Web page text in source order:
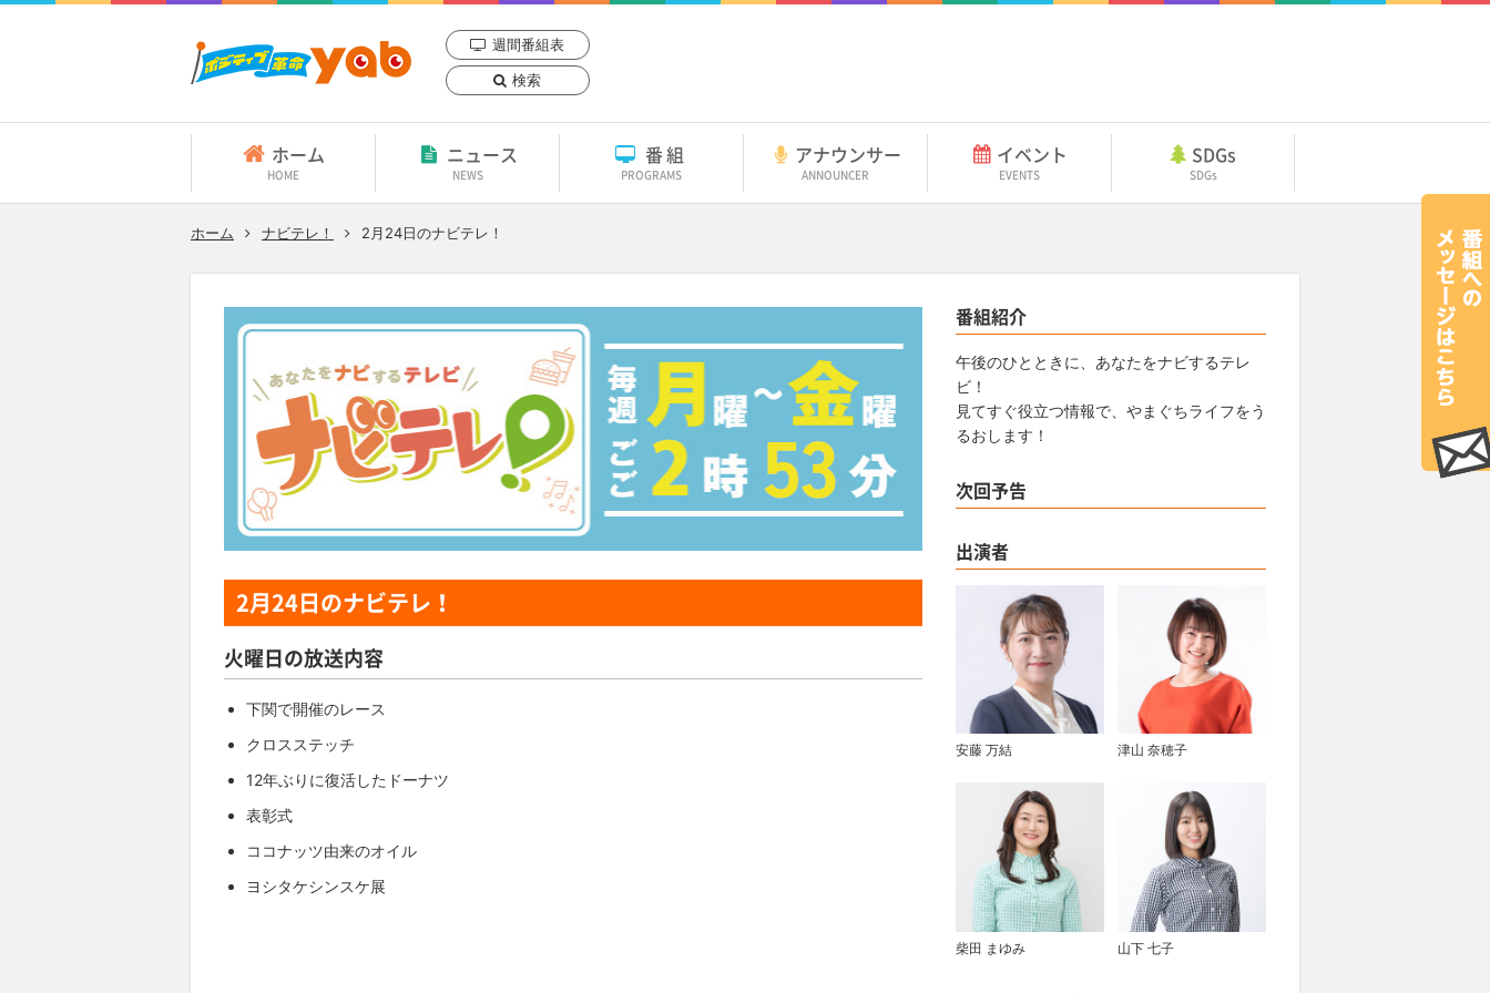
週間番組表
検索
ホーム
HOME
ニュース
NEWS
番組
PROGRAMS
アナウンサー
ANNOUNCER
イベント
EVENTS
SDGs
SDGs
ホーム ナビテレ！ 2月24日のナビテレ！
2月24日のナビテレ！
火曜日の放送内容
下関で開催のレース
クロスステッチ
12年ぶりに復活したドーナツ
表彰式
ココナッツ由来のオイル
ヨシタケシンスケ展
番組紹介
午後のひとときに、あなたをナビするテレ
ビ！
見てすぐ役立つ情報で、やまぐちライフをう
るおします！
次回予告
出演者
安藤 万結 津山 奈穂子
柴田 まゆみ 山下 七子